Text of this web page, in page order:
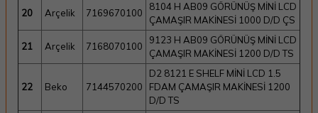
20 Arçelik 7169670100
8104 H AB09 GÖRÜNÜŞ MİNİ LCD
ÇAMAŞIR MAKİNESİ 1000 D/D ÇS
21 Arçelik 7168070100
9123 H AB09 GÖRÜNÜŞ MİNİ LCD
ÇAMAŞIR MAKİNESİ 1200 D/D TS
22 Beko 7144570200
D2 8121 E SHELF MİNİ LCD 1.5
FDAM ÇAMAŞIR MAKİNESİ 1200
D/D TS